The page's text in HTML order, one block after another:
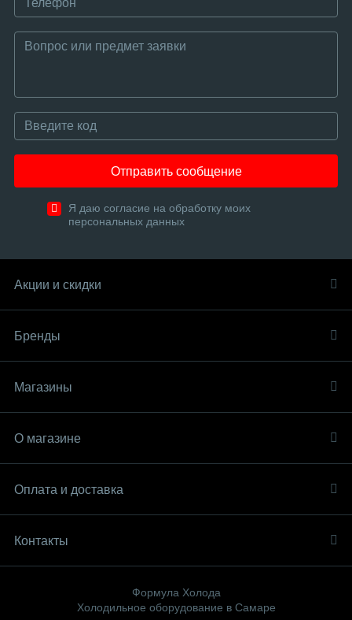
Отправить сообщение
Я даю согласие на обработку моих
персональных данных
Акции и скидки
Бренды
Магазины
О магазине
Оплата и доставка
Контакты
Формула Холода
Холодильное оборудование в Самаре